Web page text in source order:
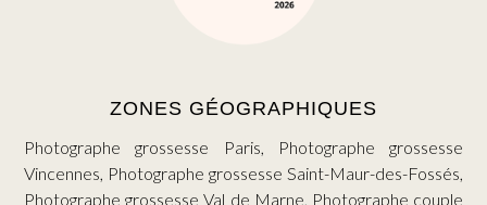
ZONES GÉOGRAPHIQUES
Photographe grossesse Paris, Photographe grossesse
Vincennes, Photographe grossesse Saint-Maur-des-Fossés,
Photographe grossesse Val de Marne, Photographe couple